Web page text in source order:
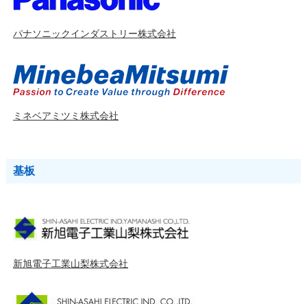
パナソニックインダストリー株式会社
ミネベアミツミ株式会社
基板
新旭電子工業山梨株式会社